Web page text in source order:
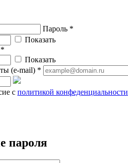
Пароль *
Показать
Показать
(e-mail) *
с политикой конфеденциальности
пароля